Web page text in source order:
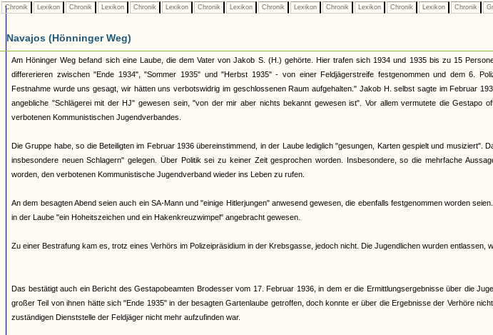
Chronik Lexikon Chronik Lexikon Chronik Lexikon Chronik Lexikon Chronik Lexikon Chronik Lexikon Chronik Lexikon Chronik
Navajos (Hönninger Weg)
Am Höninger Weg befand sich eine Laube, die dem Vater von Jakob S. (H.) gehörte. Hier trafen sich 1934 und 1935 bis zu 15
differerieren zwischen "Ende 1934", "Sommer 1935" und "Herbst 1935" - von einer Feldjägerstreife festgenommen und dem 6.
Festnahme wurde uns gesagt, wir hätten uns verbotswidrig im geschlossenen Raum aufgehalten." Jakob H. selbst sagte im Februar
angebliche "Schlägerei mit der HJ" gewesen sein, "von der mir aber nichts bekannt gewesen ist". Vor allem vermutete die Gestapo
verbotenen Kommunistischen Jugendverbandes.
Die Gruppe habe, so die Beteiligten im Februar 1936 übereinstimmend, in der Laube lediglich "gesungen, Karten gespielt und musiziert".
insbesondere neuen Schlagern" gelegen. Über Politik sei zu keiner Zeit gesprochen worden. Insbesondere, so die mehrfache
worden, den verbotenen Kommunistische Jugendverband wieder ins Leben zu rufen.
An dem besagten Abend seien auch ein SA-Mann und "einige Hitlerjungen" anwesend gewesen, die ebenfalls festgenommen worden
in der Laube "ein Hoheitszeichen und ein Hakenkreuzwimpel" angebracht gewesen.
Zu einer Bestrafung kam es, trotz eines Verhörs im Polizeipräsidium in der Krebsgasse, jedoch nicht. Die Jugendlichen wurden entlassen,
Das bestätigt auch ein Bericht des Gestapobeamten Brodesser vom 17. Februar 1936, in dem er die Ermittlungsergebnisse über die
großer Teil von ihnen hätte sich "Ende 1935" in der besagten Gartenlaube getroffen, doch konnte er über die Ergebnisse der Verhöre
zuständigen Dienststelle der Feldjäger nicht mehr aufzufinden war.